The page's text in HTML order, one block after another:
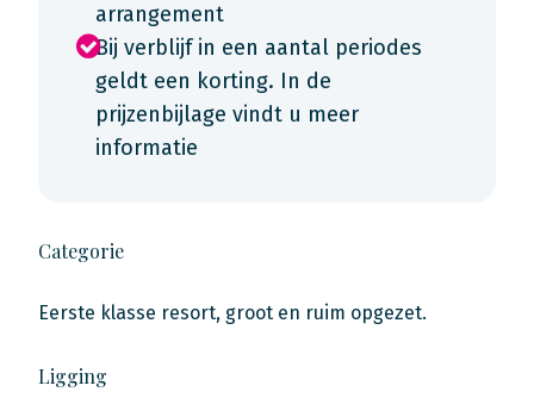
arrangement
Bij verblijf in een aantal periodes
geldt een korting. In de
prijzenbijlage vindt u meer
informatie
Categorie
Eerste klasse resort, groot en ruim opgezet.
Ligging